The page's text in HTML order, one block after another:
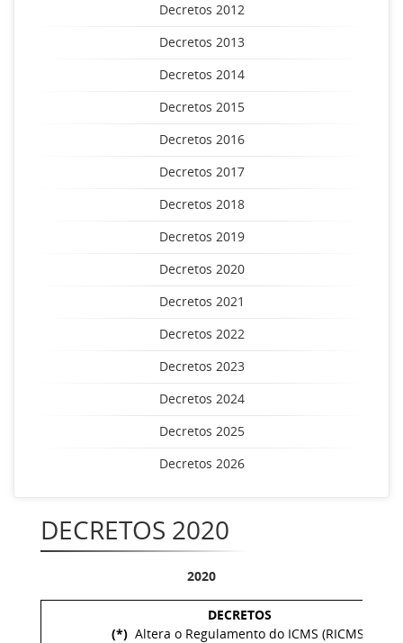
Decretos 2012
Decretos 2013
Decretos 2014
Decretos 2015
Decretos 2016
Decretos 2017
Decretos 2018
Decretos 2019
Decretos 2020
Decretos 2021
Decretos 2022
Decretos 2023
Decretos 2024
Decretos 2025
Decretos 2026
DECRETOS 2020
2020
DECRETOS
(*) Altera o Regulamento do ICMS (RICMS)